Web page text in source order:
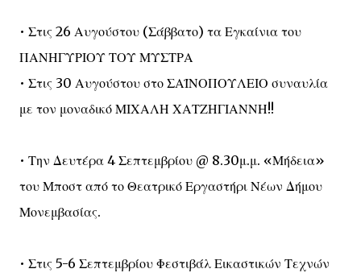
• Στις 26 Αυγούστου (Σάββατο) τα Εγκαίνια του
ΠΑΝΗΓΥΡΙΟΥ ΤΟΥ ΜΥΣΤΡΑ
• Στις 30 Αυγούστου στο ΣΑΪΝΟΠΟΥΛΕΙΟ συναυλία
με τον μοναδικό ΜΙΧΑΛΗ ΧΑΤΖΗΓΙΑΝΝΗ!!
• Την Δευτέρα 4 Σεπτεμβρίου @ 8.30μ.μ. «Μήδεια»
του Μποστ από το Θεατρικό Εργαστήρι Νέων Δήμου
Μονεμβασίας.
• Στις 5-6 Σεπτεμβρίου Φεστιβάλ Εικαστικών Τεχνών